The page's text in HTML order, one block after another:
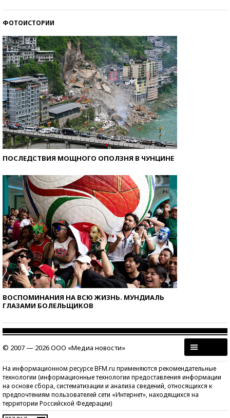
ФОТОИСТОРИИ
ПОСЛЕДСТВИЯ МОЩНОГО ОПОЛЗНЯ В ЧУНЦИНЕ
ВОСПОМИНАНИЯ НА ВСЮ ЖИЗНЬ. МУНДИАЛЬ
ГЛАЗАМИ БОЛЕЛЬЩИКОВ
© 2007 — 2026 ООО «Медиа новости»
На информационном ресурсе BFM.ru применяются рекомендательные
технологии (информационные технологии предоставления информации
на основе сбора, систематизации и анализа сведений, относящихся к
предпочтениям пользователей сети «Интернет», находящихся на
территории Российской Федерации)